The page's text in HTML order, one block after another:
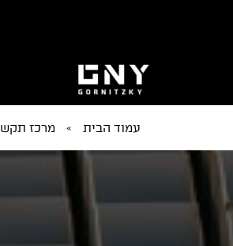
עמוד הבית » מרכז